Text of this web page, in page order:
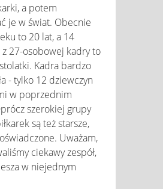
a potem
je w świat. Obecnie
to 20 lat, a 14
z 27-osobowej kadry to
Kadra bardzo
- tylko 12 dziewczyn
w poprzednim
szerokiej grupy
są też starsze,
Uważam,
ciekawy zespół,
w niejednym